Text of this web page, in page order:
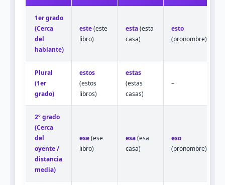
1er grado
(Cerca
del
hablante)
este(este
libro)
esta(esta
casa)
esto
(pronombre)
Plural
(1er
grado)
estos
(estos
libros)
estas
(estas
casas)
–
2º grado
(Cerca
del
oyente /
distancia
media)
ese(ese
libro)
esa(esa
casa)
eso
(pronombre)